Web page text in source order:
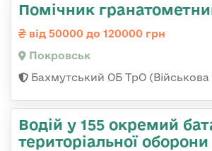
Помічник
від 50000 до 120000 грн
Покровськ
Бахмутський ОБ ТрО (Військова
Водій у 155 окремий
територіальної оборони